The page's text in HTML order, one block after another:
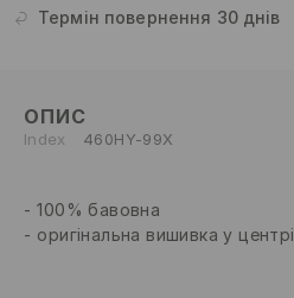
Термін повернення 30 днів
ОПИС
Index 460HY-99X
100% бавовна
оригінальна вишивка у центрі